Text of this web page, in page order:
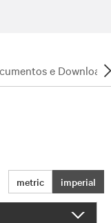
e Downloads
metric imperial